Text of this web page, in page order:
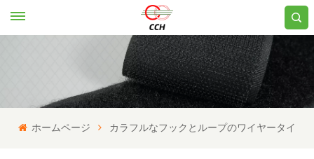
ホームページ カラフルなフックとループのワイヤータイ